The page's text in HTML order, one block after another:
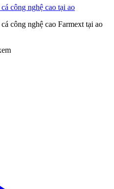
công nghệ cao tại ao
công nghệ cao Farmext tại ao